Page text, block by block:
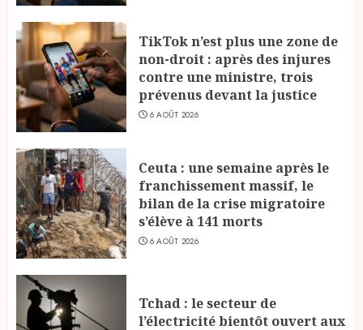
TikTok n’est plus une zone de
non-droit : après des injures
contre une ministre, trois
prévenus devant la justice
6 AOÛT 2026
Ceuta : une semaine après le
franchissement massif, le
bilan de la crise migratoire
s’élève à 141 morts
6 AOÛT 2026
Tchad : le secteur de
l’électricité bientôt ouvert aux